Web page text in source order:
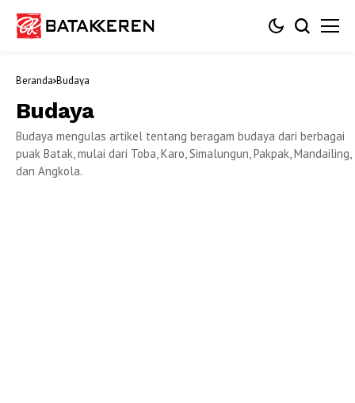
Beranda Budaya
Budaya
Budaya mengulas artikel tentang beragam budaya dari berbagai
puak Batak, mulai dari Toba, Karo, Simalungun, Pakpak, Mandailing,
dan Angkola.